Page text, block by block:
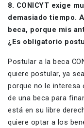
8. CONICYT exige
demasiado tiempo.
beca, porque mis
¿Es obligatorio
Postular a la beca
quiere postular, ya
porque no le
de una beca para
está en su libre
quiere optar a los